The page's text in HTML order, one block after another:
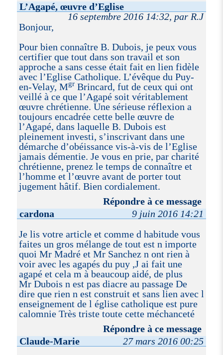
L’Agapé, œuvre d’Eglise
16 septembre 2016 14:32, par R.J
Bonjour,
Pour bien connaître B. Dubois, je peux vous
certifier que tout dans son travail et son
approche a sans cesse était fait en lien fidèle
avec l’Eglise Catholique. L’évêque du Puy-
en-Velay, MgrBrincard, fut de ceux qui ont
veillé à ce que l’Agapé soit véritablement
œuvre chrétienne. Une sérieuse réflexion a
toujours encadrée cette belle œuvre de
l’Agapé, dans laquelle B. Dubois est
pleinement investi, s’inscrivant dans une
démarche d’obéissance vis-à-vis de l’Eglise
jamais démentie. Je vous en prie, par charité
chrétienne, prenez le temps de connaître et
l’homme et l’œuvre avant de porter tout
jugement hâtif. Bien cordialement.
Répondre à ce message
cardona
9 juin 2016 14:21
Je lis votre article et comme d habitude vous
faites un gros mélange de tout est n importe
quoi Mr Madré et Mr Sanchez n ont rien à
voir avec les agapés du puy ,J ai fait une
agapé et cela m à beaucoup aidé, de plus
Mr Dubois n est pas diacre au passage De
dire que rien n est construit et sans lien avec l
enseignement de l église catholique est pure
calomnie Très triste toute cette méchanceté
Répondre à ce message
Claude-Marie
27 mars 2016 00:25